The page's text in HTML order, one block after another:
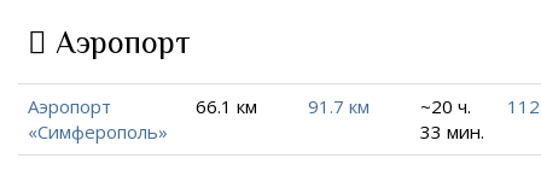
Аэропорт
Аэропорт
«Симферополь»
66.1 км 91.7 км
~20 ч.
33 мин.